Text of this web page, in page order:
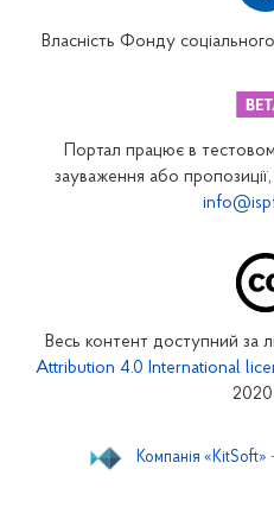
Закарпатське відділення
Запорізьке відділення
Кіровоградське відділення
Миколаївське відділення
Власність Фонду соціального
Портал працює в
зауваження або
Весь контент доступний за
Attribution 4.0 International
2020
Компанія «KitSoft»